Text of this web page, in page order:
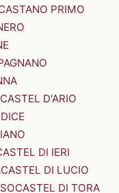
PRIMO
CASTEL D'ARIO
DI IERI
CASTEL DI LUCIO
CASTEL DI TORA